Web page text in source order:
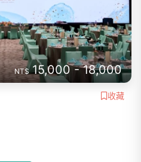
NT$ 15,000 - 18,000
收藏